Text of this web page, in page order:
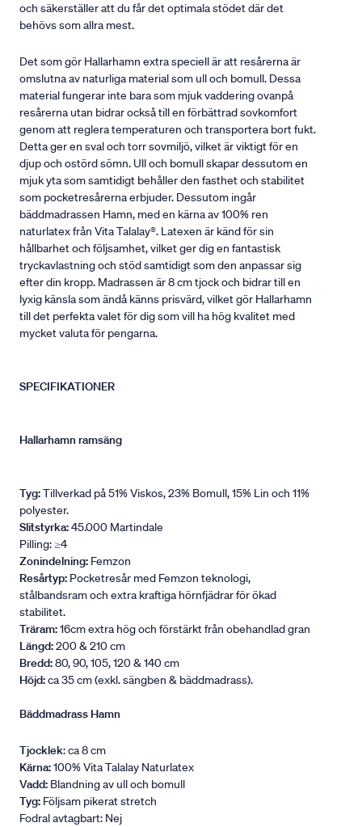
och säkerställer att du får det optimala stödet där det
behövs som allra mest.
Det som gör Hallarhamn extra speciell är att resårerna är
omslutna av naturliga material som ull och bomull. Dessa
material fungerar inte bara som mjuk vaddering ovanpå
resårerna utan bidrar också till en förbättrad sovkomfort
genom att reglera temperaturen och transportera bort fukt.
Detta ger en sval och torr sovmiljö, vilket är viktigt för en
djup och ostörd sömn. Ull och bomull skapar dessutom en
mjuk yta som samtidigt behåller den fasthet och stabilitet
som pocketresårerna erbjuder. Dessutom ingår
bäddmadrassen Hamn, med en kärna av 100% ren
naturlatex från Vita Talalay®. Latexen är känd för sin
hållbarhet och följsamhet, vilket ger dig en fantastisk
tryckavlastning och stöd samtidigt som den anpassar sig
efter din kropp. Madrassen är 8 cm tjock och bidrar till en
lyxig känsla som ändå känns prisvärd, vilket gör Hallarhamn
till det perfekta valet för dig som vill ha hög kvalitet med
mycket valuta för pengarna.
SPECIFIKATIONER
Hallarhamn ramsäng
Tyg:Tillverkad på 51% Viskos, 23% Bomull, 15% Lin och 11%
polyester.
Slitstyrka:45.000 Martindale
Pilling: ≥4
Zonindelning: Femzon
Resårtyp: Pocketresår med Femzon teknologi,
stålbandsram och extra kraftiga hörnfjädrar för ökad
stabilitet.
Träram:16cm extra hög och förstärkt från obehandlad gran
Längd:200 & 210 cm
Bredd:80, 90, 105, 120 & 140 cm
Höjd:ca 35 cm (exkl. sängben & bäddmadrass).
Bäddmadrass Hamn
Tjocklek: ca 8 cm
Kärna:100% Vita Talalay Naturlatex
Vadd: Blandning av ull och bomull
Tyg: Följsam pikerat stretch
Fodral avtagbart: Nej